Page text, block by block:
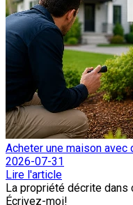
Acheter une maison avec
2026-07-31
Lire l'article
La propriété décrite dans
Écrivez-moi!